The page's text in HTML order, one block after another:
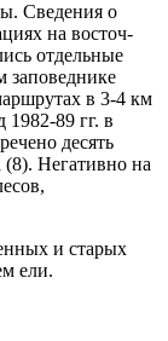
Сведе­ния о
на восточ­
отдельные
заповеднике
в 3-4 км
89 гг. в
десять
(8). Не­гативно на
и старых
ели.